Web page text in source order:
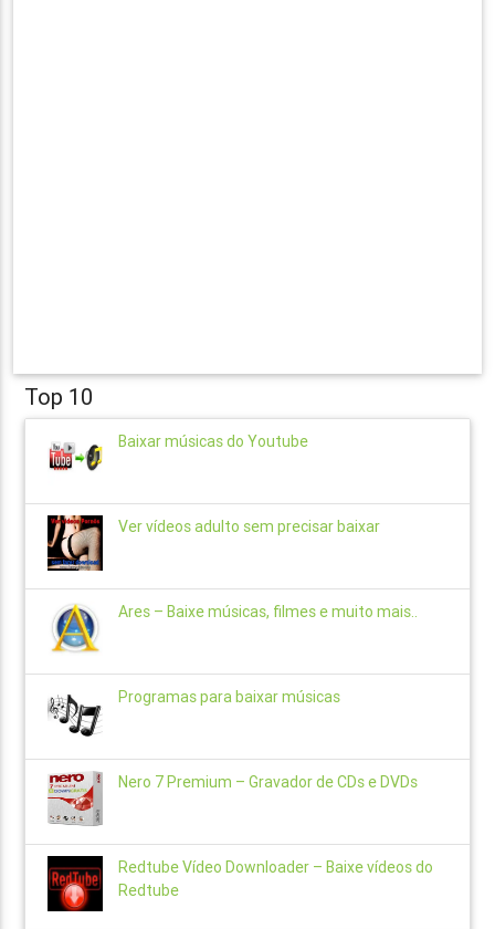
Top 10
Baixar músicas do Youtube
Ver vídeos adulto sem precisar baixar
Ares – Baixe músicas, filmes e muito mais..
Programas para baixar músicas
Nero 7 Premium – Gravador de CDs e DVDs
Redtube Vídeo Downloader – Baixe vídeos do
Redtube